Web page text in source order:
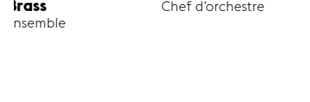
Chef d'orchestre Alto